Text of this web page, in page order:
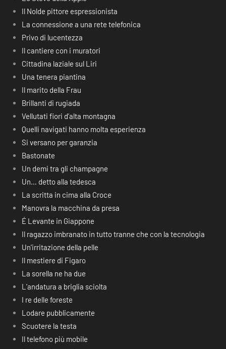
Il Nolde pittore espressionista
La connessione a una rete telefonica
Privo di lucentezza
Il cantiere con i muratori
Cittadina laziale sul Liri
Una tenera piantina
Il marito della Frau
Brillanti di rugiada
Vellutati fiori d’alta montagna
Quelli navigati hanno molta esperienza
Si versano per garanzia
Bastonate
Un demi tra gli champagne
Un… detto alla tedesca
La scritta in cima alla Croce
Manovra la macchina da presa
É Levante in Giappone
Il ragazzo imbranato in tutto tranne che con la tecnologia
Un’irritazione della pelle
Il mestiere di Figaro
La sorella ne ha due
L’andatura a briglia sciolta
I re delle foreste
Lodare pubblicamente
Scuotere la testa
Il telefono più mobile